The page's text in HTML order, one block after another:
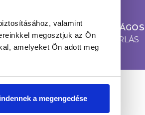
valamint
megosztjuk az Ön
amelyeket Ön adott meg
a megengedése
100% BIZTONSÁGOS
ONLINE VÁSÁRLÁS